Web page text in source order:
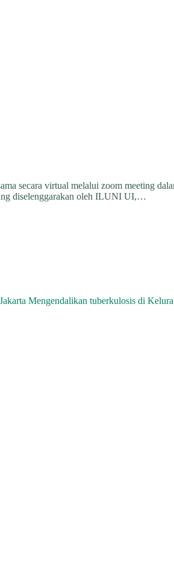
secara virtual melalui zoom meeting
diselenggarakan oleh ILUNI UI,…
Mengendalikan tuberkulosis di